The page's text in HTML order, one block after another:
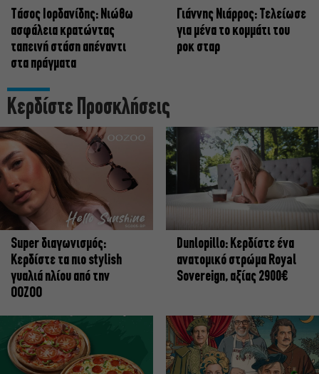
Tάσος Ιορδανίδης: Νιώθω
ασφάλεια κρατώντας
ταπεινή στάση απέναντι
στα πράγματα
Γιάννης Νιάρρος: Τελείωσε
για μένα το κομμάτι του
ροκ σταρ
Κερδίστε Προσκλήσεις
Super διαγωνισμός:
Κερδίστε τα πιο stylish
γυαλιά ηλίου από την
OOZOO
Dunlopillo: Κερδίστε ένα
ανατομικό στρώμα Royal
Sovereign, αξίας 2900€